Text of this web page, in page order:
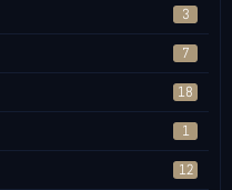
3
7
18
1
12